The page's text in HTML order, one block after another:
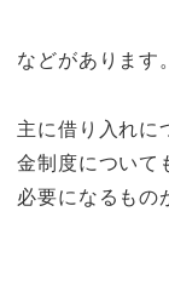
などがあります。
主に借り入れに
金制度について
必要になるもの